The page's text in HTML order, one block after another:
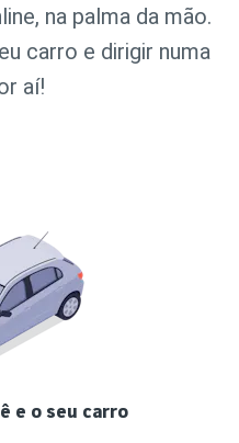
na palma da mão.
carro e dirigir numa
aí!
e o seu carro